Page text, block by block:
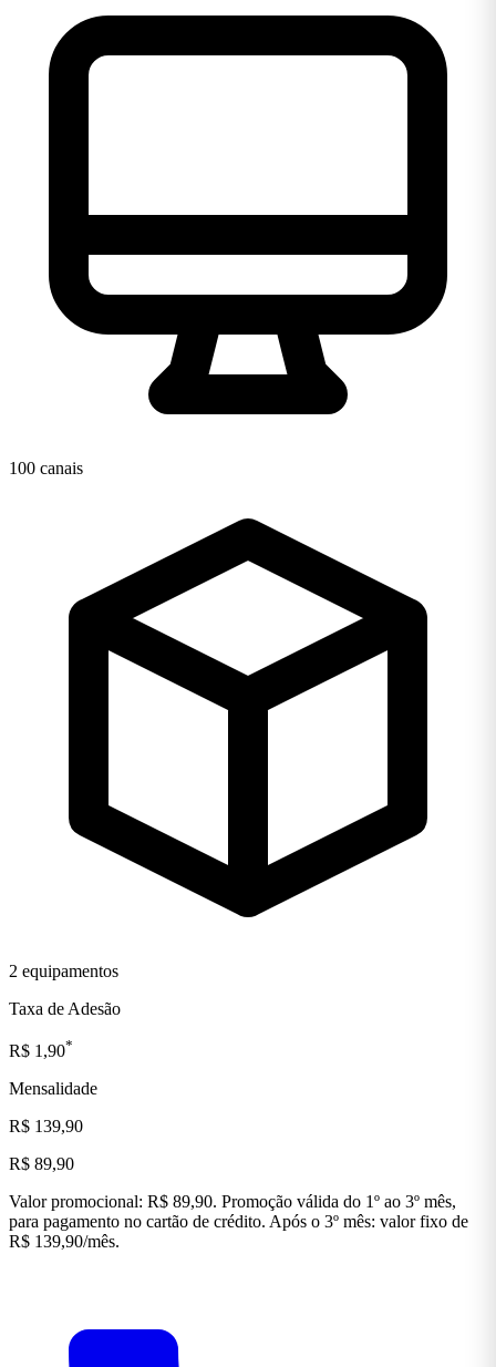
100 canais
2 equipamentos
Taxa de Adesão
R$ 1,90*
Mensalidade
R$ 139,90
R$ 89,90
Valor promocional: R$ 89,90. Promoção válida do 1º ao 3º mês,
para pagamento no cartão de crédito. Após o 3º mês: valor fixo de
R$ 139,90/mês.